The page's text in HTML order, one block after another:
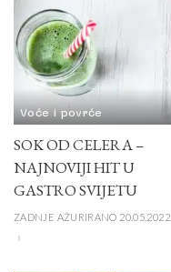
Voće i povrće
SOK OD CELERA –
NAJNOVIJI HIT U
GASTRO SVIJETU
ZADNJE AŽURIRANO 20.05.2022.